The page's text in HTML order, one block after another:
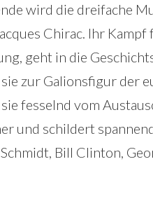
wird die dreifache
Chirac. Ihr Kampf
geht in die
zur Galionsfigur der
fesselnd vom
und schildert
Bill Clinton,